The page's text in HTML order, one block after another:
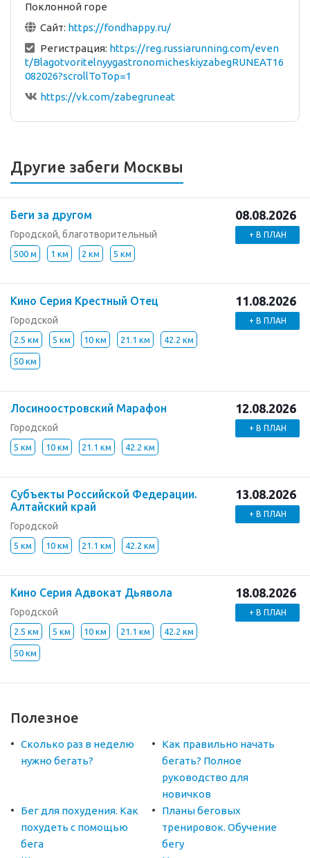
Поклонной горе
Сайт: https://fondhappy.ru/
Регистрация: https://reg.russiarunning.com/even
t/BlagotvoritelnyygastronomicheskiyzabegRUNEAT16
082026?scrollToTop=1
https://vk.com/zabegruneat
Другие забеги Москвы
Беги за другом
Городской, благотворительный
500 м 1 км 2 км 5 км
08.08.2026
+ В ПЛАН
Кино Серия Крестный Отец
Городской
2.5 км 5 км 10 км 21.1 км 42.2 км
50 км
11.08.2026
+ В ПЛАН
Лосиноостровский Марафон
Городской
5 км 10 км 21.1 км 42.2 км
12.08.2026
+ В ПЛАН
Субъекты Российской Федерации.
Алтайский край
Городской
5 км 10 км 21.1 км 42.2 км
13.08.2026
+ В ПЛАН
Кино Серия Адвокат Дьявола
Городской
2.5 км 5 км 10 км 21.1 км 42.2 км
50 км
18.08.2026
+ В ПЛАН
Полезное
Сколько раз в неделю
нужно бегать?
Как правильно начать
бегать? Полное
руководство для
новичков
Бег для похудения. Как
похудеть с помощью
бега
Планы беговых
тренировок. Обучение
бегу